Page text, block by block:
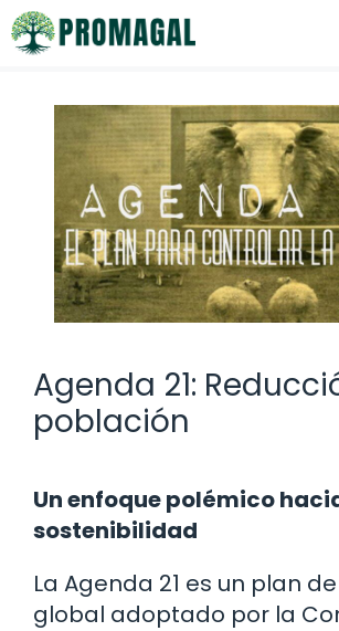
Saltar
al
Agenda 21:
población
Un enfoque polémico
sostenibilidad
La Agenda 21 es un plan
global adoptado por la